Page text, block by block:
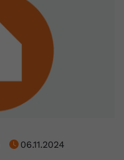
06.11.2024